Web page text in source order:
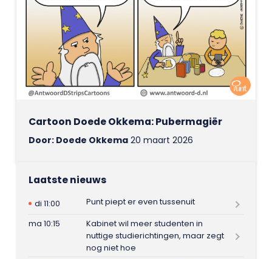
Cartoon Doede Okkema: Pubermagiër
Door: Doede Okkema20 maart 2026
Laatste nieuws
di 11:00
Punt piept er even tussenuit
ma 10:15
Kabinet wil meer studenten in
nuttige studierichtingen, maar zegt
nog niet hoe